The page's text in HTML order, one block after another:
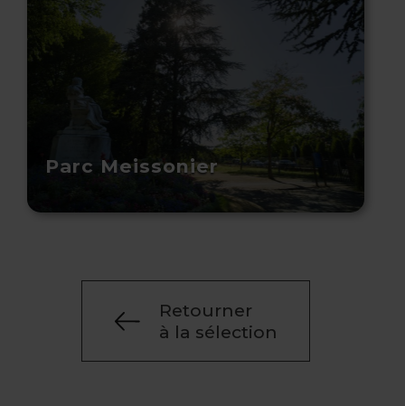
Parc Meissonier
Retourner
à la sélection